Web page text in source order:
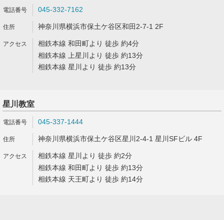
045-332-7162
神奈川県横浜市保土ケ谷区和田2-7-1 2F
相鉄本線 和田町より 徒歩 約4分
相鉄本線 上星川より 徒歩 約13分
相鉄本線 星川より 徒歩 約13分
星川教室
045-337-1444
神奈川県横浜市保土ケ谷区星川2-4-1 星川SFビル 4F
相鉄本線 星川より 徒歩 約2分
相鉄本線 和田町より 徒歩 約13分
相鉄本線 天王町より 徒歩 約14分